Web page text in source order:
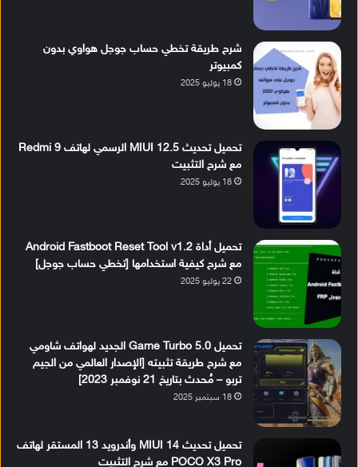
شرح طريقة تخطي حساب جوجل هواوي بدون
كمبيوتر
18 يوليو 2025
تحميل تحديث MIUI 12.5 الرسمي لهاتف Redmi 9
مع شرح التثبيت
18 يوليو 2025
تحميل أداة Android Fastboot Reset Tool v1.2
مع شرح كيفية استخدامها [تخطي حساب جوجل]
22 يوليو 2025
تحميل Game Turbo 5.0 الجديد لهواتف شاومي
مع شرح طريقة تثبيته [الإصدار العالمي من الجيم
تربو – مُحدث بتاريخ 21 نوفمبر 2023]
18 سبتمبر 2025
تحميل تحديث MIUI 14 وأندرويد 13 المستقر لهاتف
POCO X3 Pro مع شرح التثبيت